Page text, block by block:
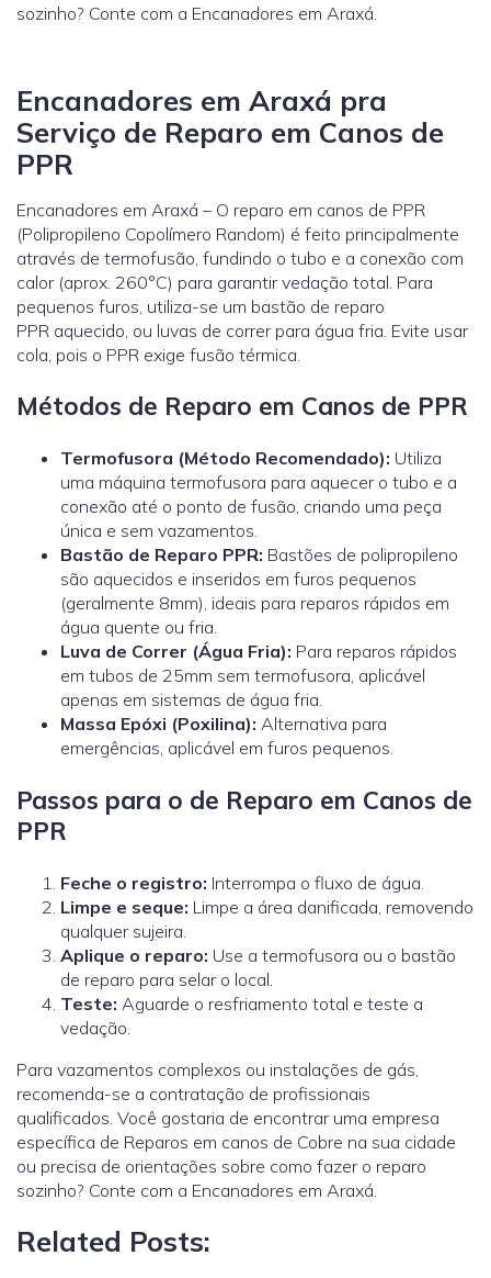
sozinho? Conte com a Encanadores em Araxá.
Encanadores em Araxá pra
Serviço de Reparo em Canos de
PPR
Encanadores em Araxá – O reparo em canos de PPR
(Polipropileno Copolímero Random) é feito principalmente
através de termofusão, fundindo o tubo e a conexão com
calor (aprox. 260°C) para garantir vedação total. Para
pequenos furos, utiliza-se um bastão de reparo
PPR aquecido, ou luvas de correr para água fria. Evite usar
cola, pois o PPR exige fusão térmica.
Métodos de Reparo em Canos de PPR
Termofusora (Método Recomendado): Utiliza
uma máquina termofusora para aquecer o tubo e a
conexão até o ponto de fusão, criando uma peça
única e sem vazamentos.
Bastão de Reparo PPR: Bastões de polipropileno
são aquecidos e inseridos em furos pequenos
(geralmente 8mm), ideais para reparos rápidos em
água quente ou fria.
Luva de Correr (Água Fria): Para reparos rápidos
em tubos de 25mm sem termofusora, aplicável
apenas em sistemas de água fria.
Massa Epóxi (Poxilina): Alternativa para
emergências, aplicável em furos pequenos.
Passos para o de Reparo em Canos de
PPR
Feche o registro: Interrompa o fluxo de água.
Limpe e seque: Limpe a área danificada, removendo
qualquer sujeira.
Aplique o reparo: Use a termofusora ou o bastão
de reparo para selar o local.
Teste: Aguarde o resfriamento total e teste a
vedação.
Para vazamentos complexos ou instalações de gás,
recomenda-se a contratação de profissionais
qualificados. Você gostaria de encontrar uma empresa
específica de Reparos em canos de Cobre na sua cidade
ou precisa de orientações sobre como fazer o reparo
sozinho? Conte com a Encanadores em Araxá.
Related Posts: